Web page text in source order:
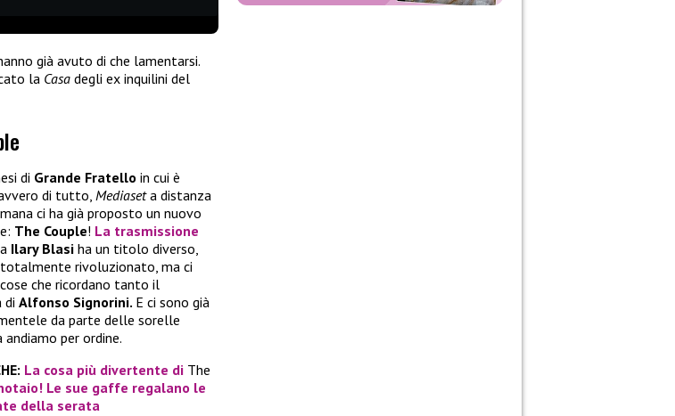
già avuto di che lamentarsi.
la Casa degli ex inquilini del
di Grande Fratello in cui è
di tutto, Mediaseta distanza
ci ha già proposto un nuovo
The Couple! La trasmissione
Ilary Blasi ha un titolo diverso,
rivoluzionato, ma ci
che ricordano tanto il
di Alfonso Signorini. E ci sono già
da parte delle sorelle
andiamo per ordine.
La cosa più divertente di The
Le sue gaffe regalano le
della serata